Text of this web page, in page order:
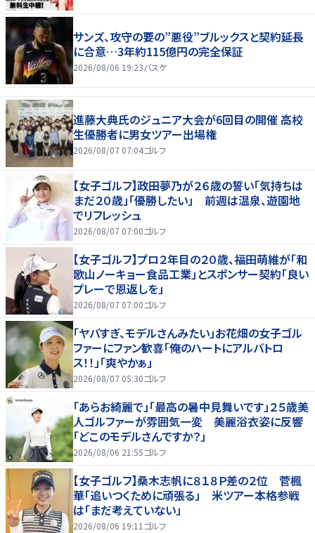
サンズ、攻守の要の”悪役”ブルックスと契約延長
に合意…3年約115億円の完全保証
2026/08/06 19:23バスケ
進藤大典氏のジュニア大会が6回目の開催 高校
生優勝者に男女ツアー出場権
2026/08/07 07:04ゴルフ
【女子ゴルフ】政田夢乃が２６歳の誓い「気持ちは
まだ２０歳」「優勝したい」 前週は温泉、遊園地
でリフレッシュ
2026/08/07 07:00ゴルフ
【女子ゴルフ】プロ２年目の２０歳、福田萌維が「和
歌山ノーキョー食品工業」とスポンサー契約「良い
プレーで恩返しを」
2026/08/07 07:00ゴルフ
「ヤバすぎ、モデルさんみたい」お花畑の女子ゴル
ファーにファン歓喜「俺のハートにアルバトロ
ス！！」「爽やかぁ」
2026/08/07 05:30ゴルフ
「あらお綺麗で」「最高の暑中見舞いです」２５歳美
人ゴルファーが雰囲気一変 美麗浴衣姿に反響
「どこのモデルさんですか？」
2026/08/06 21:55ゴルフ
【女子ゴルフ】桑木志帆に８１８Ｐ差の２位 菅楓
華「追いつくために頑張る」 米ツアー本格参戦
は「まだ考えていない」
2026/08/06 19:11 ゴルフ